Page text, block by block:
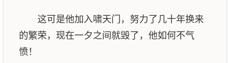
这可是他加入啸天门，努力了几十年换来
的繁荣，现在一夕之间就毁了，他如何不气
愤！